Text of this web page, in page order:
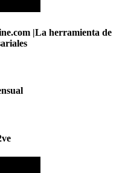
|La herramienta de